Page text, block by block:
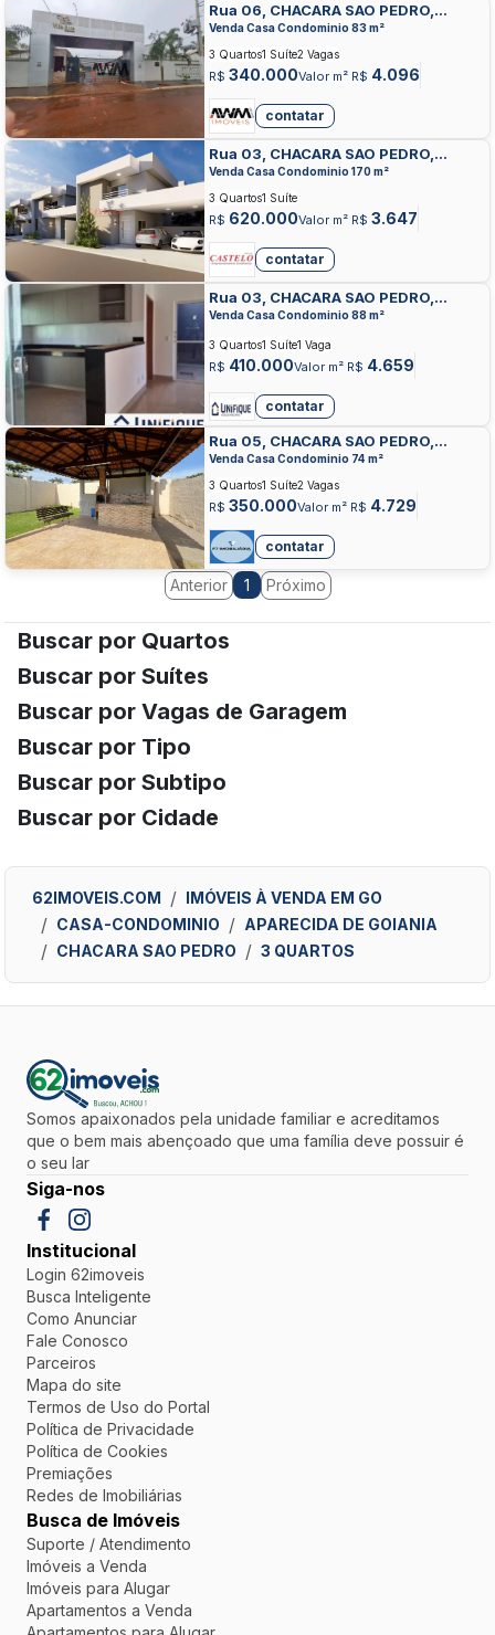
Rua 06, CHACARA SAO PEDRO,
APARECIDA DE GOIANIA
Venda Casa Condominio 83 m²
R$ 340.000Valor m² R$ 4.096
3 Quartos1 Suíte2 Vagas
contatar
Rua 03, CHACARA SAO PEDRO,
APARECIDA DE GOIANIA
Venda Casa Condominio 170 m²
R$ 620.000Valor m² R$ 3.647
3 Quartos1 Suíte
contatar
Rua 03, CHACARA SAO PEDRO,
APARECIDA DE GOIANIA
Venda Casa Condominio 88 m²
R$ 410.000Valor m² R$ 4.659
3 Quartos1 Suíte1 Vaga
contatar
Rua 05, CHACARA SAO PEDRO,
APARECIDA DE GOIANIA
Venda Casa Condominio 74 m²
R$ 350.000Valor m² R$ 4.729
3 Quartos1 Suíte2 Vagas
contatar
Anterior 1 Próximo
Buscar por Quartos
Buscar por Suítes
Buscar por Vagas de Garagem
Buscar por Tipo
Buscar por Subtipo
Buscar por Cidade
62IMOVEIS.COM
IMÓVEIS À VENDA EM GO
CASA-CONDOMINIO
APARECIDA DE GOIANIA
CHACARA SAO PEDRO
3 QUARTOS
Somos apaixonados pela unidade familiar e acreditamos
que o bem mais abençoado que uma família deve possuir é
o seu lar
Siga-nos
Institucional
Login 62imoveis
Busca Inteligente
Como Anunciar
Fale Conosco
Parceiros
Mapa do site
Termos de Uso do Portal
Política de Privacidade
Política de Cookies
Premiações
Redes de Imobiliárias
Busca de Imóveis
Suporte / Atendimento
Imóveis a Venda
Imóveis para Alugar
Apartamentos a Venda